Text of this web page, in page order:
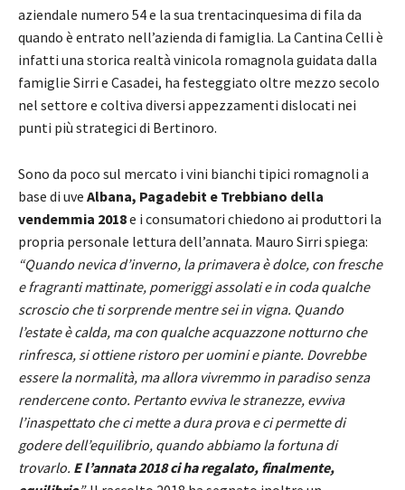
aziendale numero 54 e la sua trentacinquesima di fila da
quando è entrato nell’azienda di famiglia. La Cantina Celli è
infatti una storica realtà vinicola romagnola guidata dalla
famiglie Sirri e Casadei, ha festeggiato oltre mezzo secolo
nel settore e coltiva diversi appezzamenti dislocati nei
punti più strategici di Bertinoro.
Sono da poco sul mercato i vini bianchi tipici romagnoli a
base di uve Albana, Pagadebit e Trebbiano della
vendemmia 2018e i consumatori chiedono ai produttori la
propria personale lettura dell’annata. Mauro Sirri spiega:
“Quando nevica d’inverno, la primavera è dolce, con fresche
e fragranti mattinate, pomeriggi assolati e in coda qualche
scroscio che ti sorprende mentre sei in vigna. Quando
l’estate è calda, ma con qualche acquazzone notturno che
rinfresca, si ottiene ristoro per uomini e piante. Dovrebbe
essere la normalità, ma allora vivremmo in paradiso senza
rendercene conto. Pertanto evviva le stranezze, evviva
l’inaspettato che ci mette a dura prova e ci permette di
godere dell’equilibrio, quando abbiamo la fortuna di
trovarlo. E l’annata 2018 ci ha regalato, finalmente,